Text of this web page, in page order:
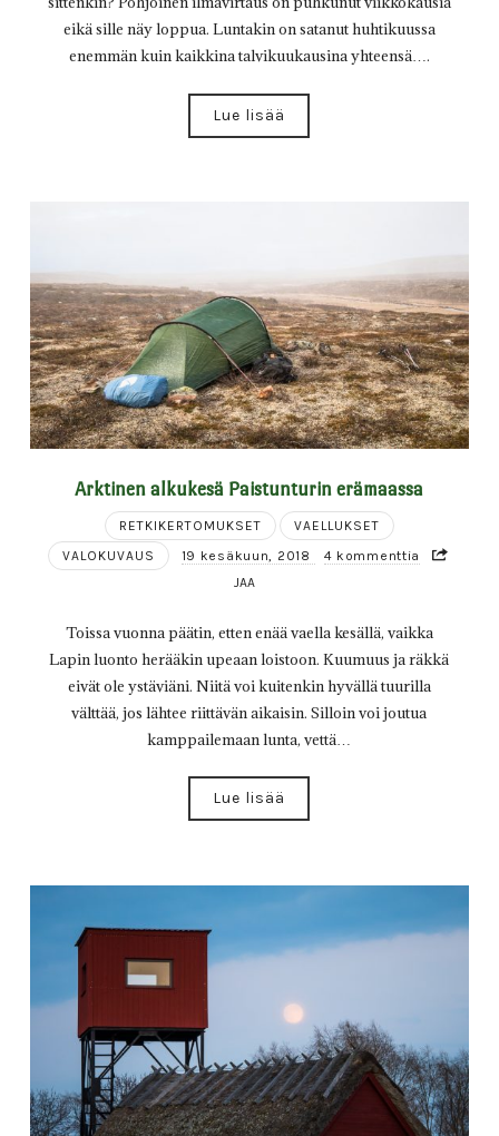
eikä sille näy loppua. Luntakin on satanut huhtikuussa
enemmän kuin kaikkina talvikuukausina yhteensä….
Lue lisää
Arktinen alkukesä Paistunturin erämaassa
RETKIKERTOMUKSET
VAELLUKSET
VALOKUVAUS
19 kesäkuun, 2018
4 kommenttia
JAA
Toissa vuonna päätin, etten enää vaella kesällä, vaikka
Lapin luonto herääkin upeaan loistoon. Kuumuus ja räkkä
eivät ole ystäviäni. Niitä voi kuitenkin hyvällä tuurilla
välttää, jos lähtee riittävän aikaisin. Silloin voi joutua
kamppailemaan lunta, vettä…
Lue lisää